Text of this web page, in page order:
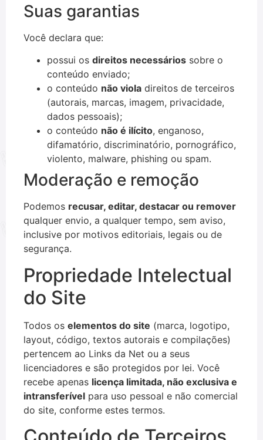
Suas garantias
Você declara que:
possui os direitos necessários sobre o
conteúdo enviado;
o conteúdo não viola direitos de terceiros
(autorais, marcas, imagem, privacidade,
dados pessoais);
o conteúdo não é ilícito, enganoso,
difamatório, discriminatório, pornográfico,
violento, malware, phishing ou spam.
Moderação e remoção
Podemos recusar, editar, destacar ou remover
qualquer envio, a qualquer tempo, sem aviso,
inclusive por motivos editoriais, legais ou de
segurança.
Propriedade Intelectual
do Site
Todos os elementos do site (marca, logotipo,
layout, código, textos autorais e compilações)
pertencem ao Links da Net ou a seus
licenciadores e são protegidos por lei. Você
recebe apenas licença limitada, não exclusiva e
intransferível para uso pessoal e não comercial
do site, conforme estes termos.